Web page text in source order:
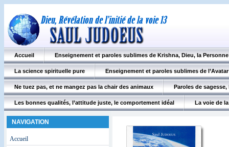
Accueil Enseignement et paroles sublimes de Krishna, Dieu, la
La science spirituelle pure Enseignement et paroles sublimes de
Ne tuez pas, et ne mangez pas la chair des animaux Paroles de
Les bonnes qualités, l’attitude juste, le comportement idéal La voie de
NAVIGATION
Accueil